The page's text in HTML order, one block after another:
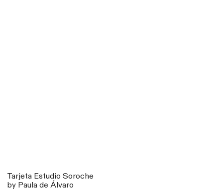
Tarjeta Estudio Soroche
by Paula de Álvaro